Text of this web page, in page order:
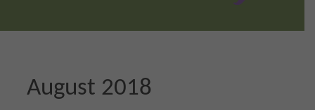
August 2018